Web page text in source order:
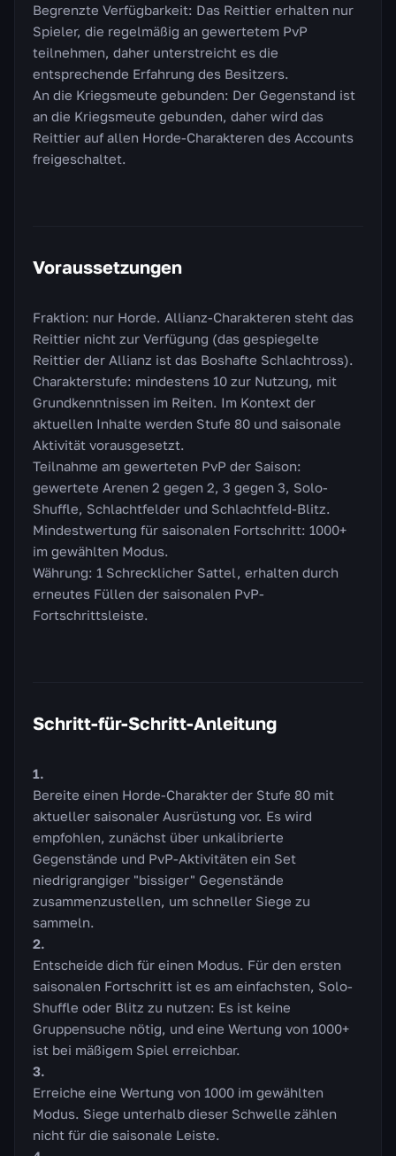
Begrenzte Verfügbarkeit: Das Reittier erhalten nur
Spieler, die regelmäßig an gewertetem PvP
teilnehmen, daher unterstreicht es die
entsprechende Erfahrung des Besitzers.
An die Kriegsmeute gebunden: Der Gegenstand ist
an die Kriegsmeute gebunden, daher wird das
Reittier auf allen Horde-Charakteren des Accounts
freigeschaltet.
Voraussetzungen
Fraktion: nur Horde. Allianz-Charakteren steht das
Reittier nicht zur Verfügung (das gespiegelte
Reittier der Allianz ist das Boshafte Schlachtross).
Charakterstufe: mindestens 10 zur Nutzung, mit
Grundkenntnissen im Reiten. Im Kontext der
aktuellen Inhalte werden Stufe 80 und saisonale
Aktivität vorausgesetzt.
Teilnahme am gewerteten PvP der Saison:
gewertete Arenen 2 gegen 2, 3 gegen 3, Solo-
Shuffle, Schlachtfelder und Schlachtfeld-Blitz.
Mindestwertung für saisonalen Fortschritt: 1000+
im gewählten Modus.
Währung: 1 Schrecklicher Sattel, erhalten durch
erneutes Füllen der saisonalen PvP-
Fortschrittsleiste.
Schritt-für-Schritt-Anleitung
Bereite einen Horde-Charakter der Stufe 80 mit
aktueller saisonaler Ausrüstung vor. Es wird
empfohlen, zunächst über unkalibrierte
Gegenstände und PvP-Aktivitäten ein Set
niedrigrangiger "bissiger" Gegenstände
zusammenzustellen, um schneller Siege zu
sammeln.
Entscheide dich für einen Modus. Für den ersten
saisonalen Fortschritt ist es am einfachsten, Solo-
Shuffle oder Blitz zu nutzen: Es ist keine
Gruppensuche nötig, und eine Wertung von 1000+
ist bei mäßigem Spiel erreichbar.
Erreiche eine Wertung von 1000 im gewählten
Modus. Siege unterhalb dieser Schwelle zählen
nicht für die saisonale Leiste.